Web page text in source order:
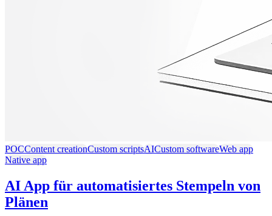
POCContent creationCustom scriptsAICustom softwareWeb app
Native app
AI App für automatisiertes Stempeln von
Plänen